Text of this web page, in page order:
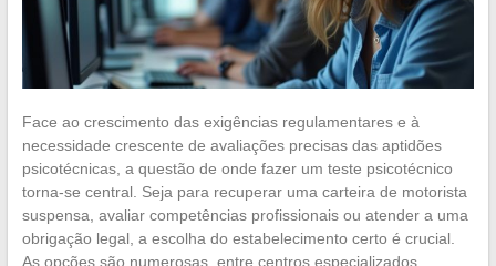
Face ao crescimento das exigências regulamentares e à
necessidade crescente de avaliações precisas das aptidões
psicotécnicas, a questão de onde fazer um teste psicotécnico
torna-se central. Seja para recuperar uma carteira de motorista
suspensa, avaliar competências profissionais ou atender a uma
obrigação legal, a escolha do estabelecimento certo é crucial.
As opções são numerosas, entre centros especializados,